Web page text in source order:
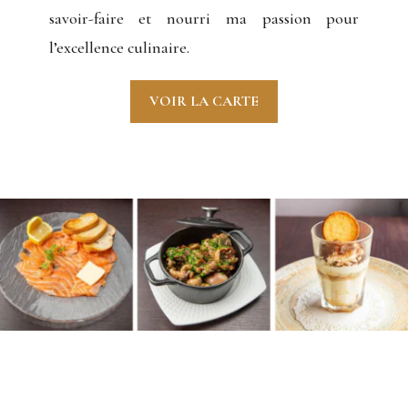
savoir-faire et nourri ma passion pour
l’excellence culinaire.
VOIR LA CARTE